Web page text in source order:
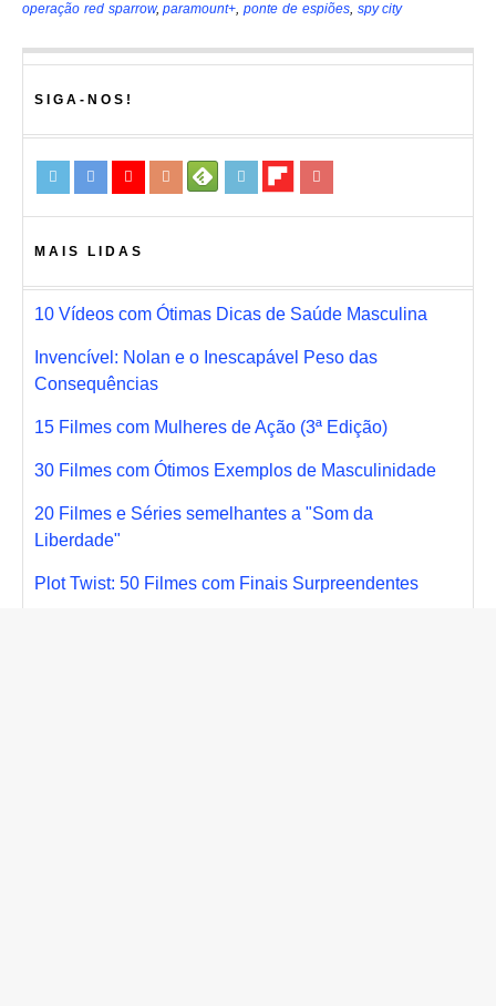
operação red sparrow,paramount+,ponte de espiões, spy city
SIGA-NOS!
MAIS LIDAS
10 Vídeos com Ótimas Dicas de Saúde Masculina
Invencível: Nolan e o Inescapável Peso das
Consequências
15 Filmes com Mulheres de Ação (3ª Edição)
30 Filmes com Ótimos Exemplos de Masculinidade
20 Filmes e Séries semelhantes a "Som da
Liberdade"
Plot Twist: 50 Filmes com Finais Surpreendentes